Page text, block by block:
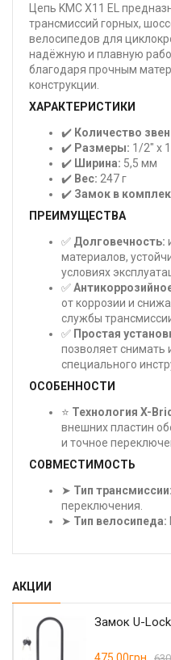
Цепь KMC X11 EL
трансмиссий горных,
велосипедов для
надёжную и плавную
благодаря прочным
конструкции.
ХАРАКТЕРИСТИКИ
✔️ Количество
✔️ Размеры: 1/2" x
✔️ Ширина: 5,5 мм
✔️ Вес: 247 г
✔️ Замок в
ПРЕИМУЩЕСТВА
✅ Долговечность:
материалов,
условиях
✅
от коррозии и
службы
✅ Простая
позволяет снимать
специального
ОСОБЕННОСТИ
⭐ Технология X-
внешних пластин
и точное
СОВМЕСТИМОСТЬ
➤ Тип трансмиссии:
переключения.
➤ Тип велосипеда:
АКЦИИ
Замок U-Lock
475.00грн.